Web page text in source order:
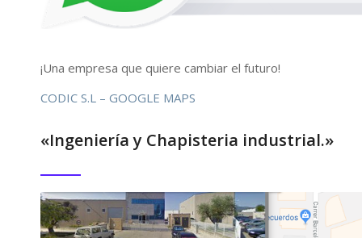
¡Una empresa que quiere cambiar el futuro!
CODIC S.L – GOOGLE MAPS
«Ingeniería y Chapisteria industrial.»